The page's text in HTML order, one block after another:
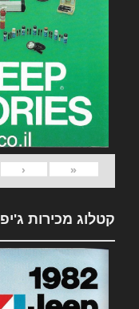
«
‹
קטלוג מכירות ג'יפ 1982